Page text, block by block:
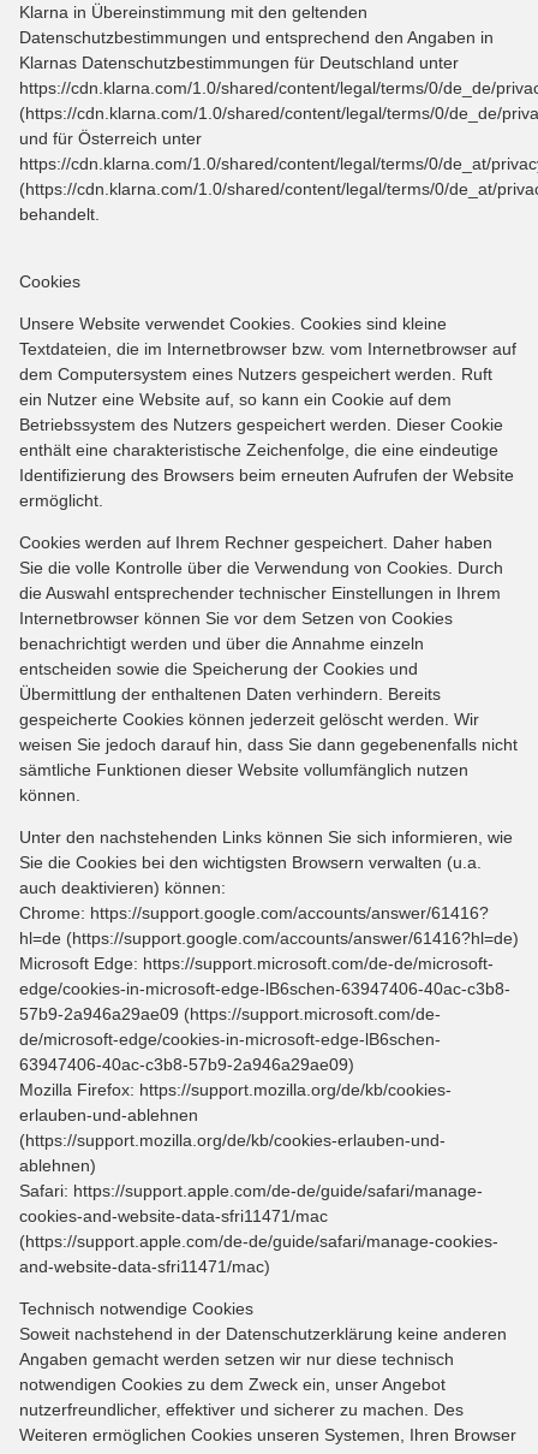
Klarna in Übereinstimmung mit den geltenden
Datenschutzbestimmungen und entsprechend den Angaben in
Klarnas Datenschutzbestimmungen für Deutschland unter
https://cdn.klarna.com/1.0/shared/content/legal/terms/0/de_de/
(https://cdn.klarna.com/1.0/shared/content/legal/terms/0/de_de/
und für Österreich unter
https://cdn.klarna.com/1.0/shared/content/legal/terms/0/de_at/
(https://cdn.klarna.com/1.0/shared/content/legal/terms/0/de_at/
behandelt.
Cookies
Unsere Website verwendet Cookies. Cookies sind kleine
Textdateien, die im Internetbrowser bzw. vom Internetbrowser auf
dem Computersystem eines Nutzers gespeichert werden. Ruft
ein Nutzer eine Website auf, so kann ein Cookie auf dem
Betriebssystem des Nutzers gespeichert werden. Dieser Cookie
enthält eine charakteristische Zeichenfolge, die eine eindeutige
Identifizierung des Browsers beim erneuten Aufrufen der Website
ermöglicht.
Cookies werden auf Ihrem Rechner gespeichert. Daher haben
Sie die volle Kontrolle über die Verwendung von Cookies. Durch
die Auswahl entsprechender technischer Einstellungen in Ihrem
Internetbrowser können Sie vor dem Setzen von Cookies
benachrichtigt werden und über die Annahme einzeln
entscheiden sowie die Speicherung der Cookies und
Übermittlung der enthaltenen Daten verhindern. Bereits
gespeicherte Cookies können jederzeit gelöscht werden. Wir
weisen Sie jedoch darauf hin, dass Sie dann gegebenenfalls nicht
sämtliche Funktionen dieser Website vollumfänglich nutzen
können.
Unter den nachstehenden Links können Sie sich informieren, wie
Sie die Cookies bei den wichtigsten Browsern verwalten (u.a.
auch deaktivieren) können:
Chrome: https://support.google.com/accounts/answer/61416?
hl=de (https://support.google.com/accounts/answer/61416?hl=de)
Microsoft Edge: https://support.microsoft.com/de-de/microsoft-
edge/cookies-in-microsoft-edge-lB6schen-63947406-40ac-c3b8-
57b9-2a946a29ae09 (https://support.microsoft.com/de-
de/microsoft-edge/cookies-in-microsoft-edge-lB6schen-
63947406-40ac-c3b8-57b9-2a946a29ae09)
Mozilla Firefox: https://support.mozilla.org/de/kb/cookies-
erlauben-und-ablehnen
(https://support.mozilla.org/de/kb/cookies-erlauben-und-
ablehnen)
Safari: https://support.apple.com/de-de/guide/safari/manage-
cookies-and-website-data-sfri11471/mac
(https://support.apple.com/de-de/guide/safari/manage-cookies-
and-website-data-sfri11471/mac)
Technisch notwendige Cookies
Soweit nachstehend in der Datenschutzerklärung keine anderen
Angaben gemacht werden setzen wir nur diese technisch
notwendigen Cookies zu dem Zweck ein, unser Angebot
nutzerfreundlicher, effektiver und sicherer zu machen. Des
Weiteren ermöglichen Cookies unseren Systemen, Ihren Browser